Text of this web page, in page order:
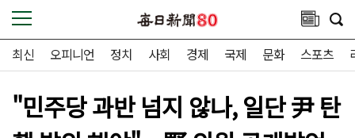
최신 오피니언 정치 사회 경제 국제 문화 스포츠
"민주당 과반 넘지 않나, 일단 尹 탄